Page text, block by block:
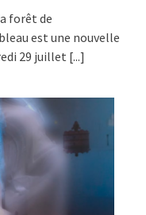
forêt de
est une nouvelle
29 juillet [...]